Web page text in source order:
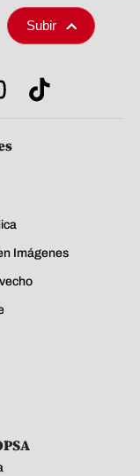
Subir
Imágenes